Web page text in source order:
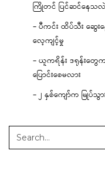
ကြိုတင် ပြင်ဆင်နေသလဲ
– ပီကင်း ထိပ်သီး ဆွေး
လေ့ကျင့်မှု
– ယူကရိန်း ဒရုန်းတွ
ပြောင်းစေမလား
– ၂ နှစ်ကျော်က မြုပ်